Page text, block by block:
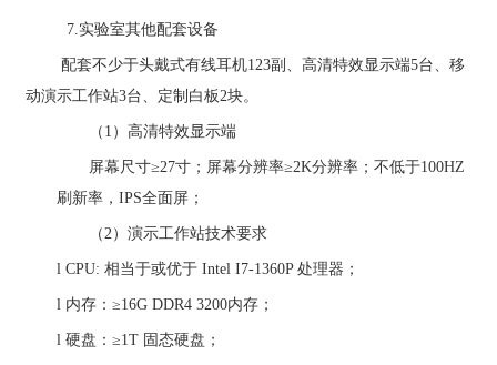
7.实验室其他配套设备
配套不少于头戴式有线耳机123副、高清特效显示端5台、移
动演示工作站3台、定制白板2块。
（1）高清特效显示端
屏幕尺寸≥27寸 ；屏幕分辨率≥2K分辨率 ；不低于100HZ
刷新率，IPS全面屏 ；
（2）演示工作站技术要求
lCPU:相当于或优于Intel I7-1360P 处理器；
l 内存：≥16G DDR4 3200内存；
l硬盘：≥1T 固态硬盘；